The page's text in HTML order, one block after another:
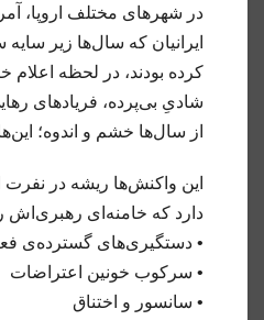
در شهرهای مختلف اروپا،
ایرانیان که سال‌ها زیر
کرده بودند، در لحظه اعلام
شادیِ بی‌پرده، فریادهای
از سال‌ها خشم و اندوه؛
این واکنش‌ها ریشه در نفرت
دارد که خامنه‌ای رهبری‌اش
• دستگیری‌های گسترده‌ی
• سرکوب خونین اعتراضات
• سانسور و اختناق